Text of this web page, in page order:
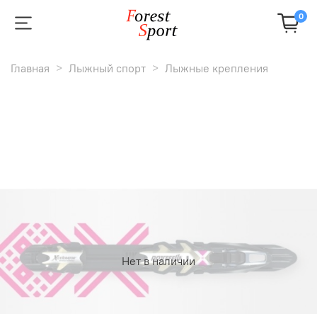
0
Главная Лыжный спорт Лыжные крепления
Нет в наличии